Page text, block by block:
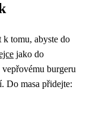
k tomu, abyste do
jako do
burgeru
Do masa přidejte: